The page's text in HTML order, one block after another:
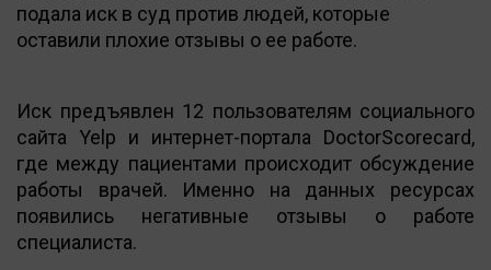
подала иск в суд против людей, которые
оставили плохие отзывы о ее работе.
Иск предъявлен 12 пользователям социального
сайта Yelp и интернет-портала DoctorScorecard,
где между пациентами происходит обсуждение
работы врачей. Именно на данных ресурсах
появились негативные отзывы о работе
специалиста.